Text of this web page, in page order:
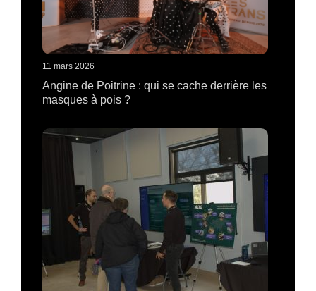
11 mars 2026
Angine de Poitrine : qui se cache derrière les
masques à pois ?